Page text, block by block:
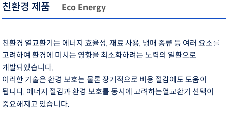
친환경 제품 Eco Energy
친환경 열교환기는 에너지 효율성, 재료 사용, 냉매 종류 등 여러 요소를
고려하여 환경에 미치는 영향을 최소화하려는 노력의 일환으로
개발되었습니다.
이러한 기술은 환경 보호는 물론 장기적으로 비용 절감에도 도움이
됩니다. 에너지 절감과 환경 보호를 동시에 고려하는열교환기 선택이
중요해지고 있습니다.